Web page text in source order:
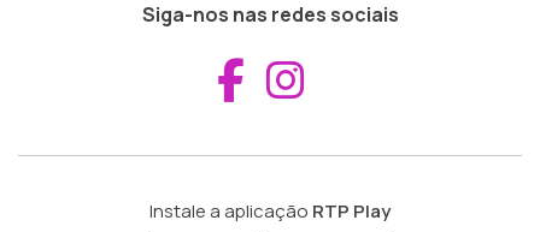
Siga-nos nas redes sociais
Aceder ao
Instale a aplicação RTP Play